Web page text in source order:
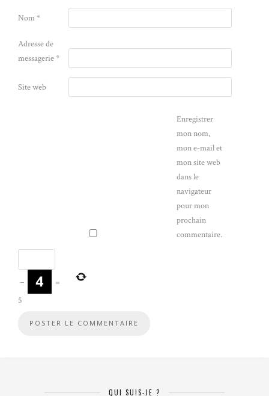
Nom*
Adresse de
messagerie*
Site web
Enregistrer
mon nom,
mon e-mail et
mon site web
dans le
navigateur
pour mon
prochain
commentaire.
−
=
5
QUI SUIS-JE ?